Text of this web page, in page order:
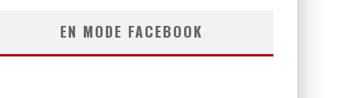
EN MODE FACEBOOK